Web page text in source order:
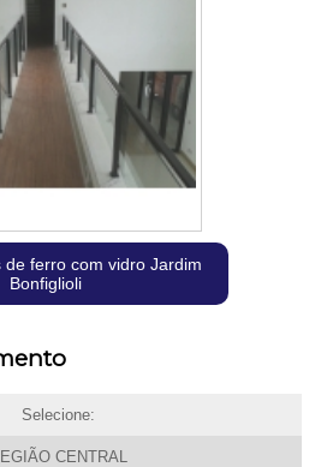
ferro com vidro Jardim
Bonfiglioli
Selecione:
CENTRAL